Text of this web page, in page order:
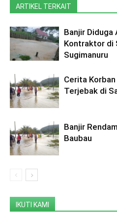
ARTIKEL TERKAIT
Banjir
Kontraktor di
Sugimanuru
Cerita
Terjebak di
Banjir
Baubau
IKUTI KAMI